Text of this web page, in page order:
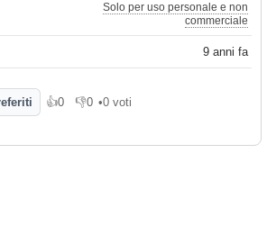
Solo per uso personale e non
commerciale
9 anni fa
👍0
Mi piace
👎0
Non mi piace
•0 voti